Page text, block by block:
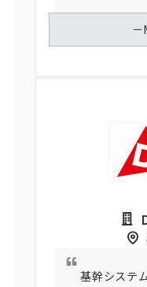
－
基幹システ